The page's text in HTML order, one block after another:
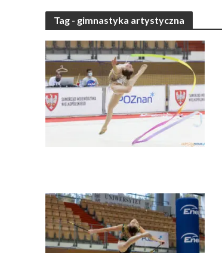
Tag - gimnastyka artystyczna